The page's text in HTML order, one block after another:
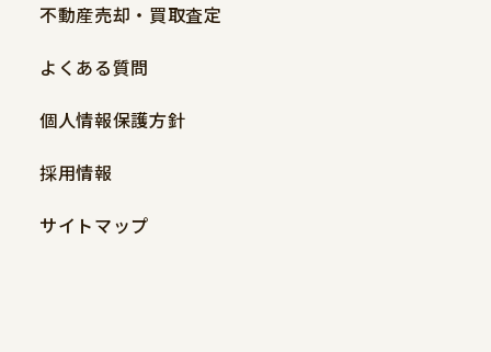
不動産売却・買取査定
よくある質問
個人情報保護方針
採用情報
サイトマップ